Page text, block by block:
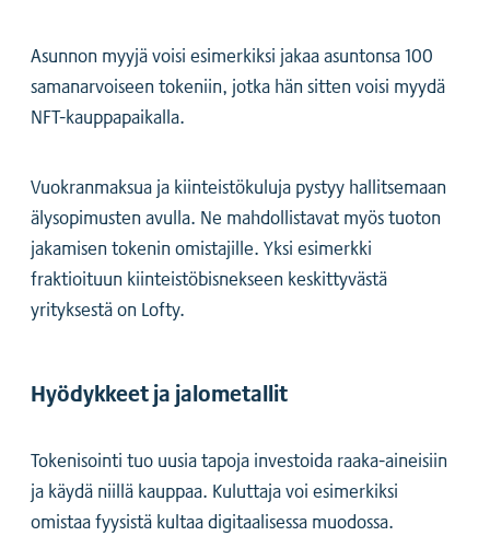
Asunnon myyjä voisi esimerkiksi jakaa asuntonsa 100
samanarvoiseen tokeniin, jotka hän sitten voisi myydä
NFT-kauppapaikalla.
Vuokranmaksua ja kiinteistökuluja pystyy hallitsemaan
älysopimusten avulla. Ne mahdollistavat myös tuoton
jakamisen tokenin omistajille. Yksi esimerkki
fraktioituun kiinteistöbisnekseen keskittyvästä
yrityksestä on Lofty.
Hyödykkeet ja jalometallit
‍Tokenisointi tuo uusia tapoja investoida raaka-aineisiin
ja käydä niillä kauppaa. Kuluttaja voi esimerkiksi
omistaa fyysistä kultaa digitaalisessa muodossa.